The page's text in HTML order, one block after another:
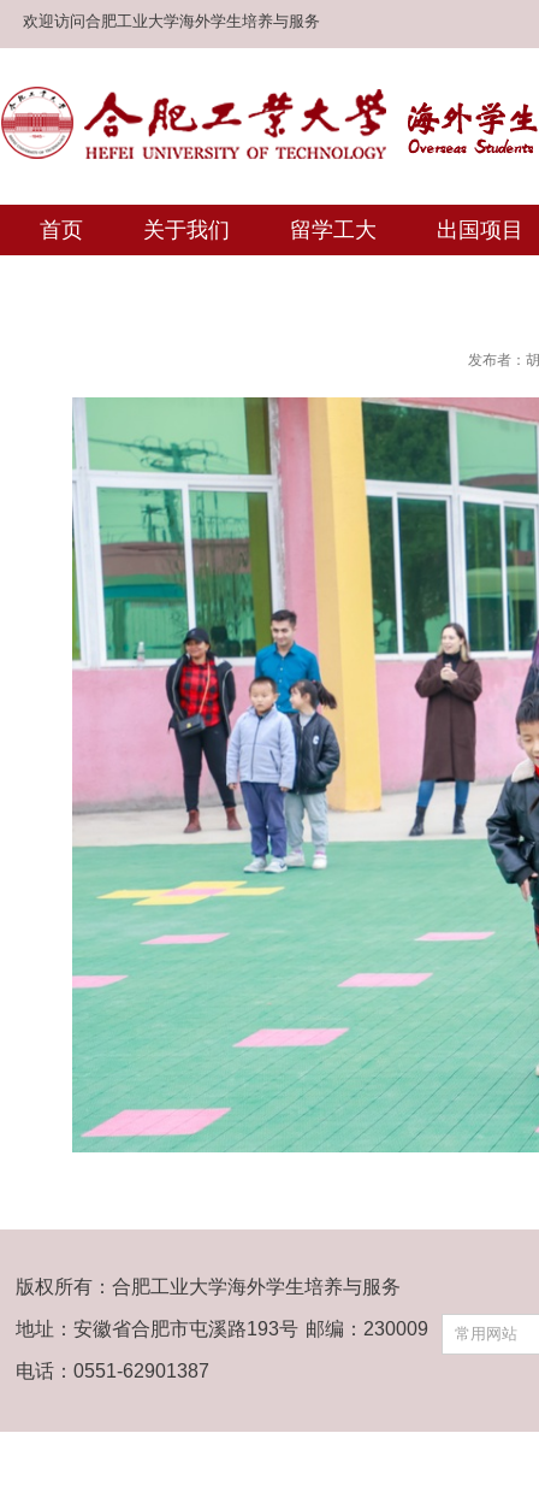
欢迎访问合肥工业大学海外学生培养与服务
首页 关于我们 留学工大 出国项目
发布者：
版权所有：合肥工业大学海外学生培养与服务
地址：安徽省合肥市屯溪路193号 邮编：230009
电话：0551-62901387
常用网站